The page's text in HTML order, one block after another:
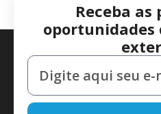
Receba
oportunidades